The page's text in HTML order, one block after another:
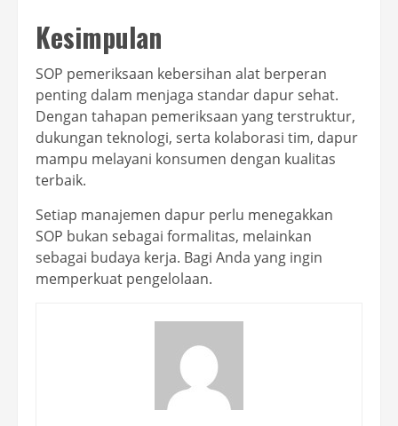
Kesimpulan
SOP pemeriksaan kebersihan alat berperan
penting dalam menjaga standar dapur sehat.
Dengan tahapan pemeriksaan yang terstruktur,
dukungan teknologi, serta kolaborasi tim, dapur
mampu melayani konsumen dengan kualitas
terbaik.
Setiap manajemen dapur perlu menegakkan
SOP bukan sebagai formalitas, melainkan
sebagai budaya kerja. Bagi Anda yang ingin
memperkuat pengelolaan.